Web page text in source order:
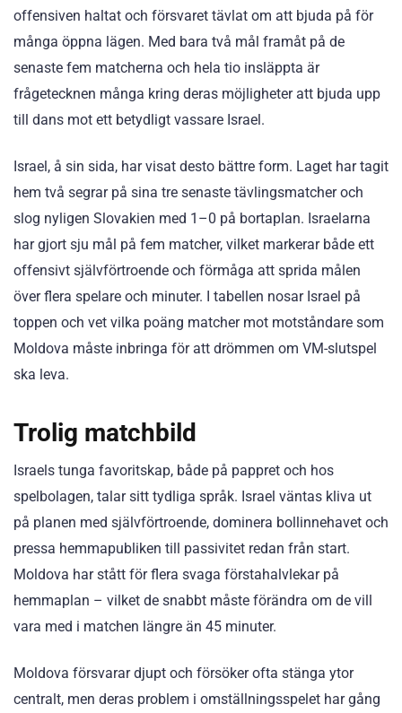
offensiven haltat och försvaret tävlat om att bjuda på för
många öppna lägen. Med bara två mål framåt på de
senaste fem matcherna och hela tio insläppta är
frågetecknen många kring deras möjligheter att bjuda upp
till dans mot ett betydligt vassare Israel.
Israel, å sin sida, har visat desto bättre form. Laget har tagit
hem två segrar på sina tre senaste tävlingsmatcher och
slog nyligen Slovakien med 1–0 på bortaplan. Israelarna
har gjort sju mål på fem matcher, vilket markerar både ett
offensivt självförtroende och förmåga att sprida målen
över flera spelare och minuter. I tabellen nosar Israel på
toppen och vet vilka poäng matcher mot motståndare som
Moldova måste inbringa för att drömmen om VM-slutspel
ska leva.
Trolig matchbild
Israels tunga favoritskap, både på pappret och hos
spelbolagen, talar sitt tydliga språk. Israel väntas kliva ut
på planen med självförtroende, dominera bollinnehavet och
pressa hemmapubliken till passivitet redan från start.
Moldova har stått för flera svaga förstahalvlekar på
hemmaplan – vilket de snabbt måste förändra om de vill
vara med i matchen längre än 45 minuter.
Moldova försvarar djupt och försöker ofta stänga ytor
centralt, men deras problem i omställningsspelet har gång